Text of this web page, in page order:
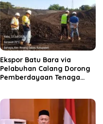
‎Ekspor Batu Bara via
Pelabuhan Calang Dorong
Pemberdayaan Tenaga